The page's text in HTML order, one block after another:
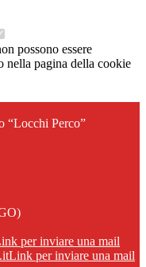
possono essere
nella pagina della cookie
“Locchi Perco”
per inviare una mail
Link per inviare una mail